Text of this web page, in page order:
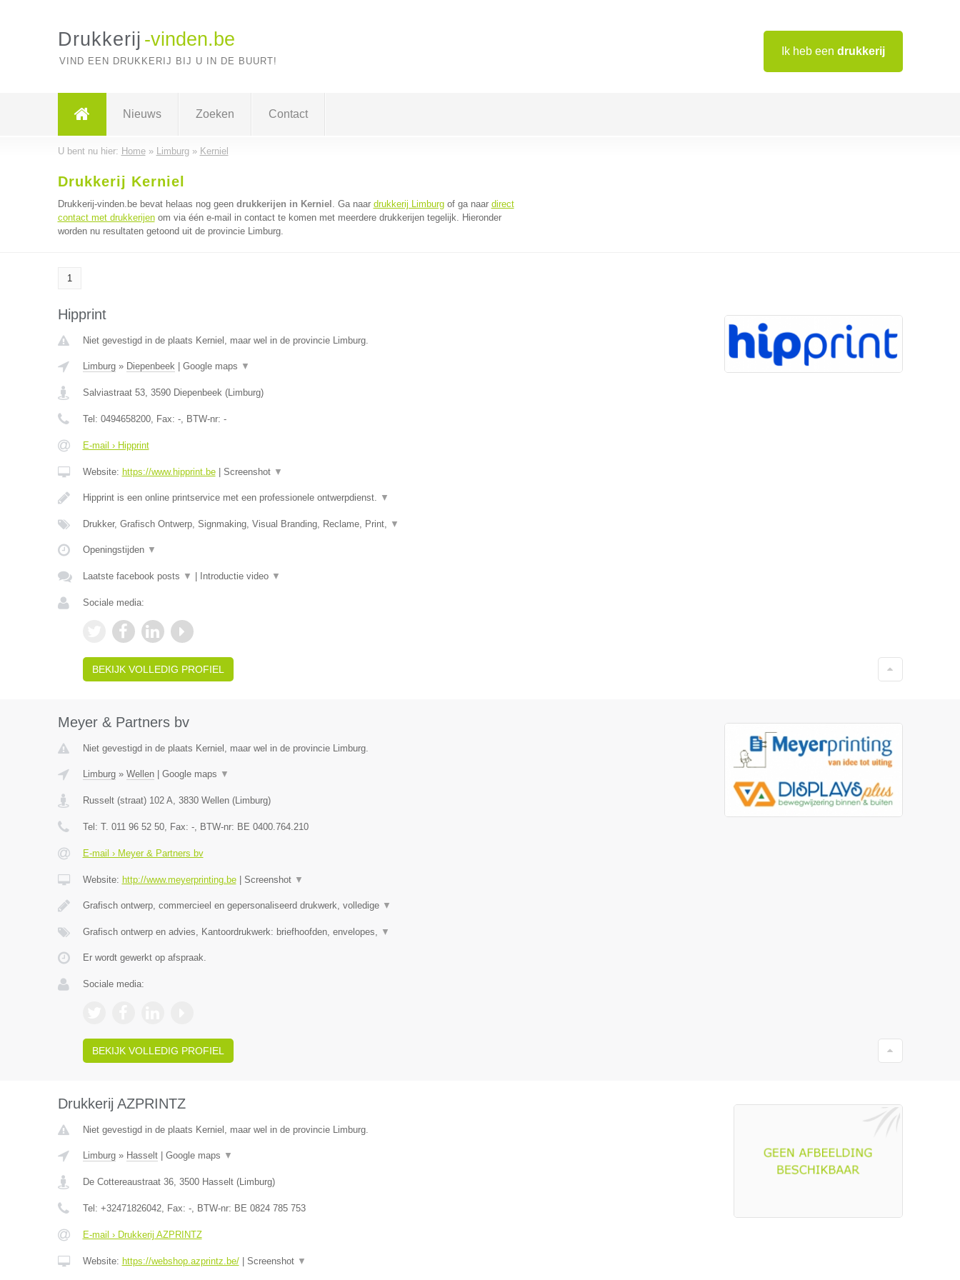
Ik heb een drukkerij
Drukkerij -vinden.be
VIND EEN DRUKKERIJ BIJ U IN DE BUURT!
Nieuws Zoeken Contact
U bent nu hier: Home» Limburg» Kerniel
Drukkerij Kerniel
Drukkerij-vinden.be bevat helaas nog geen drukkerijen in Kerniel . Ga naar drukkerij Limburgof ga naar direct
contact met drukkerijenom via één e-mail in contact te komen met meerdere drukkerijen tegelijk. Hieronder
worden nu resultaten getoond uit de provincie Limburg.
1
Hipprint
Niet gevestigd in de plaats Kerniel, maar wel in de provincie Limburg.
Limburg» Diepenbeek| Google maps ▼
Salviastraat 53, 3590 Diepenbeek(Limburg)
Tel: 0494658200, Fax: -, BTW-nr: -
E-mail › Hipprint
Website: https://www.hipprint.be| Screenshot ▼
Hipprint is een online printservice met een professionele ontwerpdienst. ▼
Drukker, Grafisch Ontwerp, Signmaking, Visual Branding, Reclame, Print, ▼
Openingstijden ▼
Laatste facebook posts ▼ Introductie video ▼
Sociale media:
BEKIJK VOLLEDIG PROFIEL
Meyer & Partners bv
Niet gevestigd in de plaats Kerniel, maar wel in de provincie Limburg.
Limburg» Wellen| Google maps ▼
Russelt (straat) 102 A, 3830 Wellen(Limburg)
Tel: T. 011 96 52 50, Fax: -, BTW-nr: BE 0400.764.210
E-mail › Meyer & Partners bv
Website: http://www.meyerprinting.be| Screenshot ▼
Grafisch ontwerp, commercieel en gepersonaliseerd drukwerk, volledige ▼
Grafisch ontwerp en advies, Kantoordrukwerk: briefhoofden, envelopes, ▼
Er wordt gewerkt op afspraak.
Sociale media:
BEKIJK VOLLEDIG PROFIEL
Drukkerij AZPRINTZ
Niet gevestigd in de plaats Kerniel, maar wel in de provincie Limburg.
Limburg» Hasselt| Google maps ▼
De Cottereaustraat 36, 3500 Hasselt(Limburg)
Tel: +32471826042, Fax: -, BTW-nr: BE 0824 785 753
E-mail › Drukkerij AZPRINTZ
Website: https://webshop.azprintz.be/| Screenshot ▼